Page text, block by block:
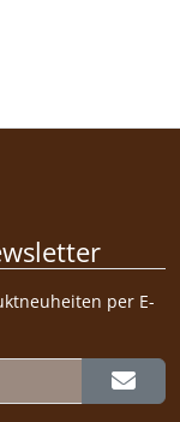
per E-